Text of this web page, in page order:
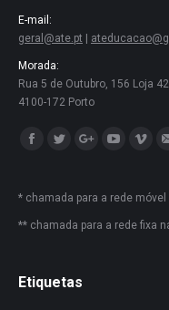
E-mail:
geral@ate.pt
Morada:
Rua 5 de Outubro, 156 Loja 42
4100-172 Porto
Encontre-nos em:
* chamada para a rede móvel
** chamada para a rede fixa
Etiquetas